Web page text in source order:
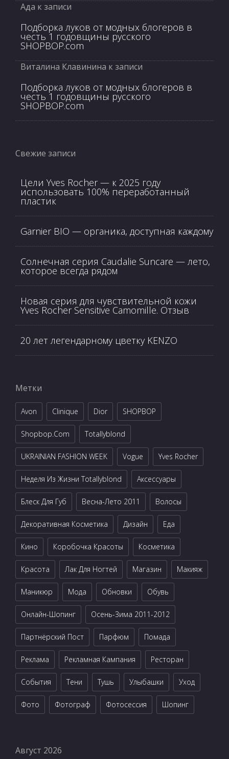
Ада к записи
Подборка луков от модных блогеров в
честь 1 годовщины русского
SHOPBOP.com
Виталина Клавинина к записи
Подборка луков от модных блогеров в
честь 1 годовщины русского
SHOPBOP.com
Свежие записи
Цели Yves Rocher — к 2025 году
использовать 100% переработанный
пластик
Garnier BIO — органика, доступная каждому
Солнечная серия Caudalie Suncare — лето,
которое всегда рядом
Новая серия для чувствительной кожи
Yves Rocher Sensitive Camomille. Отзыв
20 лет легендарному цветку KENZO
Метки
Avon Clinique Dior SHOPBOP
Shopbop.com Totallyblond
UKRAINIAN FASHION WEEK Vogue Yves Rocher
Неделя Из Жизни Totallyblond Аксессуары
Блеск Для Губ Весна-Лето 2011 Волосы
Декоративная Косметика Дизайн Еда
Кино Коробочка Красоты Косметика
Красота Лак Для Ногтей Магазин Макияж
Маникюр Мода Обновки Обувь
Онлайн-Шопинг Осень-Зима 2011-2012
Партнёрский Пост Парфюм Помада
Реклама Рекламная Кампания Ресторан
События Тени Тушь Улыбашки Уход
Фото Фотограф Фотосессия Шопинг
Август 2026